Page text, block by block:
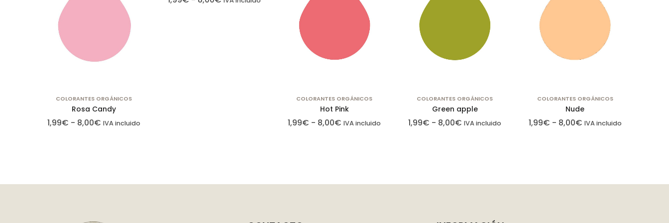
COLORANTES ORGÁNICOS
Rosa Candy
1,99€ - 8,00€ IVA incluido
COLORANTES ORGÁNICOS
Hot Pink
1,99€ - 8,00€ IVA incluido
COLORANTES ORGÁNICOS
Green apple
1,99€ - 8,00€ IVA incluido
COLORANTES ORGÁNICOS
Nude
1,99€ - 8,00€ IVA incluido
fundamentales
para el
correcto uso
de la web. Por
lo general, solo